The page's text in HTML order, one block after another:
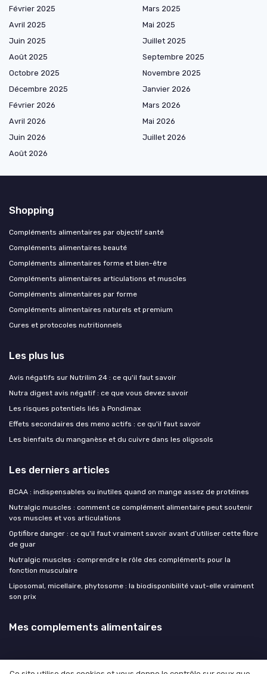
Février 2025
Mars 2025
Avril 2025
Mai 2025
Juin 2025
Juillet 2025
Août 2025
Septembre 2025
Octobre 2025
Novembre 2025
Décembre 2025
Janvier 2026
Février 2026
Mars 2026
Avril 2026
Mai 2026
Juin 2026
Juillet 2026
Août 2026
Shopping
Compléments alimentaires par objectif santé
Compléments alimentaires beauté
Compléments alimentaires forme et bien-être
Compléments alimentaires articulations et muscles
Compléments alimentaires par forme
Compléments alimentaires naturels et premium
Cures et protocoles nutritionnels
Les plus lus
Avis négatifs sur Nutrilim 24 : ce qu'il faut savoir
Nutra digest avis négatif : ce que vous devez savoir
Les risques potentiels liés à Pondimax
Effets secondaires des meno actifs : ce qu'il faut savoir
Les bienfaits du manganèse et du cuivre dans les oligosols
Les derniers articles
BCAA : indispensables ou inutiles quand on mange assez de protéines
Nutralgic muscles : comment ce complément alimentaire peut soutenir
vos muscles et vos articulations
Optifibre danger : ce qu’il faut vraiment savoir avant d’utiliser cette fibre
de guar
Nutralgic muscles : comprendre le rôle des compléments pour la
fonction musculaire
Liposomal, micellaire, phytosome : la biodisponibilité vaut-elle vraiment
son prix
Mes complements alimentaires